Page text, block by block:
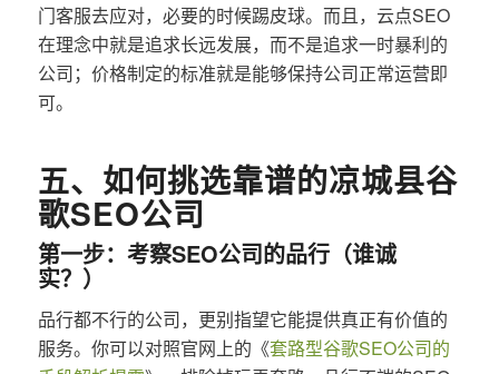
门客服去应对，必要的时候踢皮球。而且，云点SEO
在理念中就是追求长远发展，而不是追求一时暴利的
公司；价格制定的标准就是能够保持公司正常运营即
可。
五、如何挑选靠谱的凉城县谷
歌SEO公司
第一步：考察SEO公司的品行（谁诚
实？）
品行都不行的公司，更别指望它能提供真正有价值的
服务。你可以对照官网上的《套路型谷歌SEO公司的